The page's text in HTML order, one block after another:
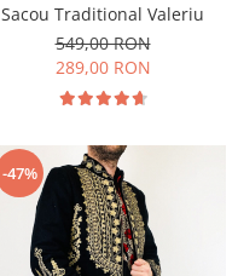
Sacou Traditional Valeriu
549,00 RON
289,00 RON
-47%